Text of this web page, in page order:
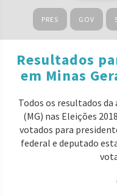
PRES GOV
Resultados
em Minas
Todos os resultados
(MG) nas Eleições
votados para
federal e deputado